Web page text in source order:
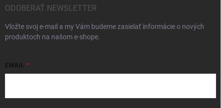
ODOBERAŤ NEWSLETTER
Vložte svoj e-mail a my Vám budeme zasielať informácie o nových
produktoch na našom e-shope.
EMAIL